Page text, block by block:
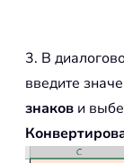
3. В
введите
знаков и